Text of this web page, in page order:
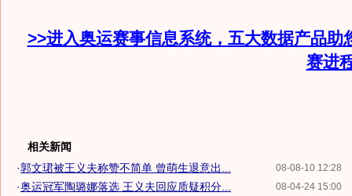
>>进入奥运赛事信息系统，五大数据产品助
赛进
相关新闻
08-08-10 12:28
·郭文珺被王义夫称赞不简单 曾萌生退意出...
08-04-24 15:00
·奥运冠军陶璐娜落选 王义夫回应质疑积分...